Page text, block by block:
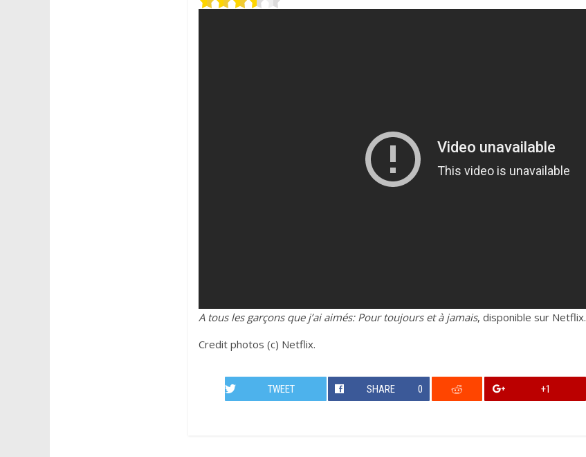
A tous les garçons que j’ai aimés: Pour toujours et à jamais, disponible sur Netflix.
Credit photos (c) Netflix.
TWEET SHARE 0 +1